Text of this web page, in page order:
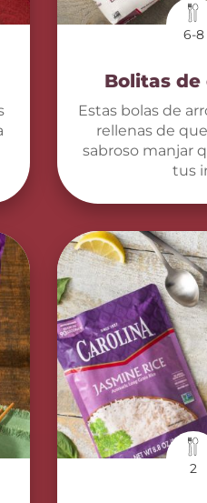
6-8
Bolitas de
Estas bolas de
rellenas de
sabroso manjar
tus
2